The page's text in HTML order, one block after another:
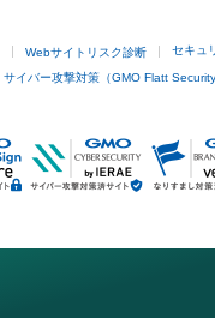
Webサイトリスク診断 セキュ
サイバー攻撃対策（GMO Flatt Security